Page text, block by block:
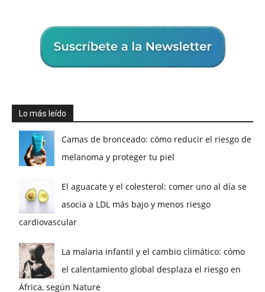
Lo más leído
Camas de bronceado: cómo reducir el riesgo de
melanoma y proteger tu piel
El aguacate y el colesterol: comer uno al día se
asocia a LDL más bajo y menos riesgo
cardiovascular
La malaria infantil y el cambio climático: cómo
el calentamiento global desplaza el riesgo en
África, según Nature